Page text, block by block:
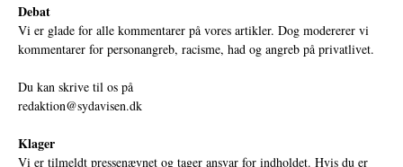
Debat
Vi er glade for alle kommentarer på vores artikler. Dog modererer vi
kommentarer for personangreb, racisme, had og angreb på privatlivet.
Du kan skrive til os på
redaktion@sydavisen.dk
Klager
Vi er tilmeldt pressenævnet og tager ansvar for indholdet. Hvis du er